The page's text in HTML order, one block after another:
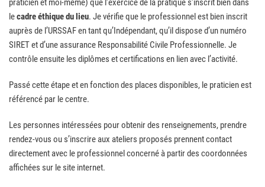
praticien et moi-même) que l’exercice de la pratique s’inscrit bien dans
lecadre éthique du lieu. Je vérifie que le professionnel est bien inscrit
auprès de l’URSSAF en tant qu’Indépendant, qu’il dispose d’un numéro
SIRET et d’une assurance Responsabilité Civile Professionnelle. Je
contrôle ensuite les diplômes et certifications en lien avec l’activité.
Passé cette étape et en fonction des places disponibles, le praticien est
référencé par le centre.
Les personnes intéressées pour obtenir des renseignements, prendre
rendez-vous ou s’inscrire aux ateliers proposés prennent contact
directement avec le professionnel concerné à partir des coordonnées
affichées sur le site internet.